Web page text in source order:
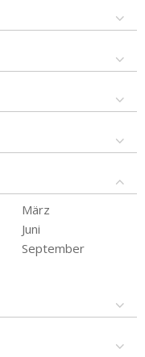
März
Juni
September